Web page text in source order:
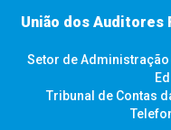
União dos Auditores
Setor de Administração
Tribunal de Contas